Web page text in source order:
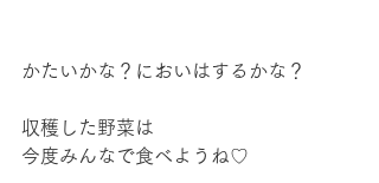
かたいかな？においはするかな？
収穫した野菜は
今度みんなで食べようね♡